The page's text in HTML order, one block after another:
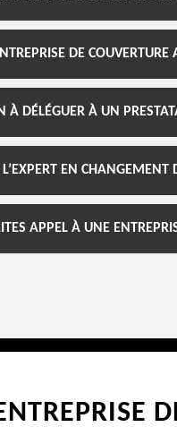
DE COUVERTURE
DÉLÉGUER À UN
EN CHANGEMENT
APPEL À UNE